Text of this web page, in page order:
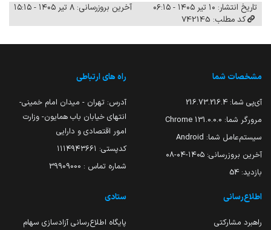
تاریخ انتشار: ۱۰ تیر ۱۴۰۵ - ۰۶:۱۵
آخرین بروزرسانی: ۸ تیر ۱۴۰۵ - ۱۵:۱۵
کد مطلب: 742145
مشخصات شما
آی‌پی شما: 216.73.216.4
مرورگر شما: 131.0.0.0 Chrome
سیستم‌عامل شما: Android
آخرین بروزرسانی: ۱۴۰۵-۰۴-۰۸
بازدید: 54
راه های ارتباطی
آدرس: تهران - میدان امام خمینی-
انتهای خیابان باب همایون- وزارت
امور اقتصادی و دارایی
کدپستی: ۱۱۱۴۹۴۳۶۶۱
شماره تماس : 39909000
اطلاع‌رسانی
راهبرد مشارکتی
ستادی
پایگاه اطلاع‌رسانی آزادسازی سهام